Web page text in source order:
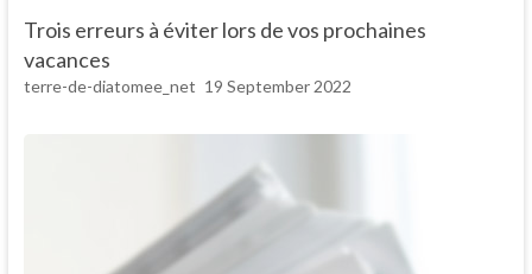
Trois erreurs à éviter lors de vos prochaines
vacances
terre-de-diatomee_net 19 September 2022